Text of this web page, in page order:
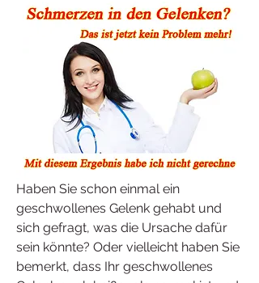
Haben Sie schon einmal ein
geschwollenes Gelenk gehabt und
sich gefragt, was die Ursache dafür
sein könnte? Oder vielleicht haben Sie
bemerkt, dass Ihr geschwollenes